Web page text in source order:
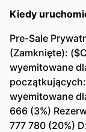
Kiedy
Pre-Sale
(Zamknięte):
wyemitowane
początkujących:
wyemitowane
666 (3%)
777 780 (20%)